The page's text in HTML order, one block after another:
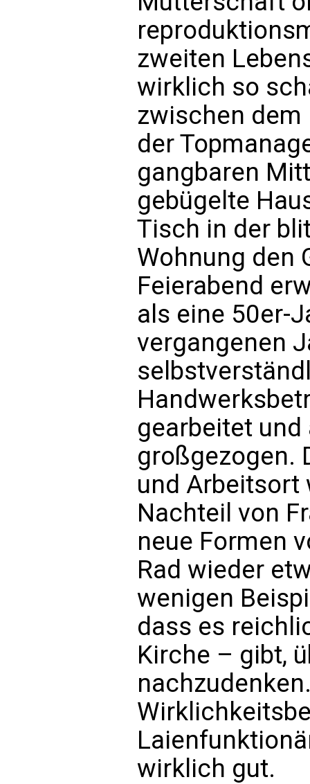
zweiten
wirklich so
zwischen dem
der
gangbaren
gebügelte
Tisch in der
Wohnung den
Feierabend
als eine 50er-
vergangenen
gearbeitet
großgezogen.
und Arbeitsort
Nachteil von
neue Formen
Rad wieder
wenigen
dass es
Kirche – gibt,
wirklich gut.